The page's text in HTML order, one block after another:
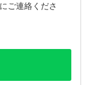
ご連絡くださ